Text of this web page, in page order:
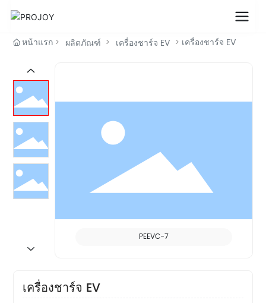
หน้าแรก ผลิตภัณฑ์ เครื่องชาร์จ EV เครื่องชาร์จ EV
PEEVC-7
เครื่องชาร์จ EV